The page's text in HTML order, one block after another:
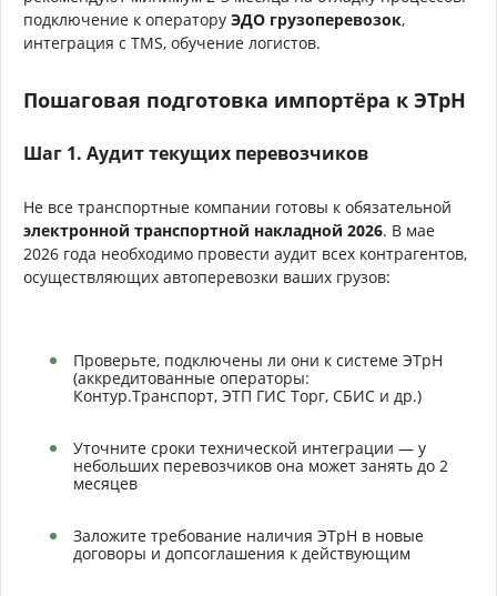
подключение к оператору ЭДО грузоперевозок,
интеграция с TMS, обучение логистов.
Пошаговая подготовка импортёра к ЭТрН
Шаг 1. Аудит текущих перевозчиков
Не все транспортные компании готовы к обязательной
электронной транспортной накладной 2026. В мае
2026 года необходимо провести аудит всех контрагентов,
осуществляющих автоперевозки ваших грузов:
Проверьте, подключены ли они к системе ЭТрН
(аккредитованные операторы:
Контур.Транспорт, ЭТП ГИС Торг, СБИС и др.)
Уточните сроки технической интеграции — у
небольших перевозчиков она может занять до 2
месяцев
Заложите требование наличия ЭТрН в новые
договоры и допсоглашения к действующим